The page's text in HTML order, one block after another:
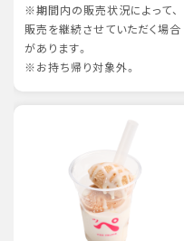
※期間内の販売状況によって、
販売を継続させていただく場合
があります。
※お持ち帰り対象外。